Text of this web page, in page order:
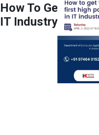
How To Get Your
IT Industry